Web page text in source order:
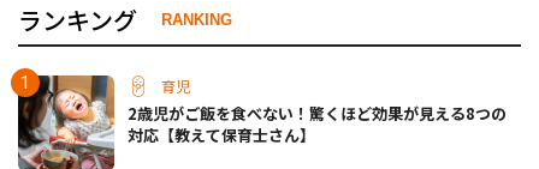
ランキング RANKING
育児
2歳児がご飯を食べない！驚くほど効果が見える8つの
対応【教えて保育士さん】